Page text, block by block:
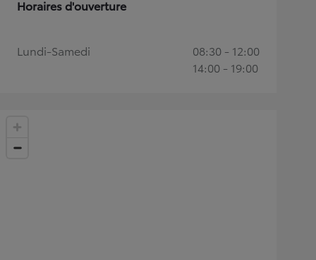
Horaires d'ouverture
Lundi-Samedi
08:30 - 12:00
14:00 - 19:00